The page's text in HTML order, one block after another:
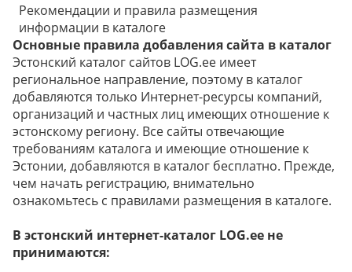
Рекомендации и правила размещения
информации в каталоге
Основные правила добавления сайта в каталог
Эстонский каталог сайтов LOG.ee имеет
региональное направление, поэтому в каталог
добавляются только Интернет-ресурсы компаний,
организаций и частных лиц имеющих отношение к
эстонскому региону. Все сайты отвечающие
требованиям каталога и имеющие отношение к
Эстонии, добавляются в каталог бесплатно. Прежде,
чем начать регистрацию, внимательно
ознакомьтесь с правилами размещения в каталоге.
В эстонский интернет-каталог LOG.ee не
принимаются: